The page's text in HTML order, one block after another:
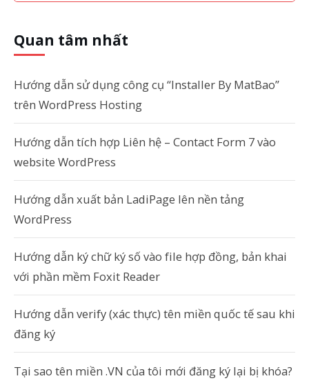
Quan tâm nhất
Hướng dẫn sử dụng công cụ “Installer By MatBao”
trên WordPress Hosting
Hướng dẫn tích hợp Liên hệ – Contact Form 7 vào
website WordPress
Hướng dẫn xuất bản LadiPage lên nền tảng
WordPress
Hướng dẫn ký chữ ký số vào file hợp đồng, bản khai
với phần mềm Foxit Reader
Hướng dẫn verify (xác thực) tên miền quốc tế sau khi
đăng ký
Tại sao tên miền .VN của tôi mới đăng ký lại bị khóa?